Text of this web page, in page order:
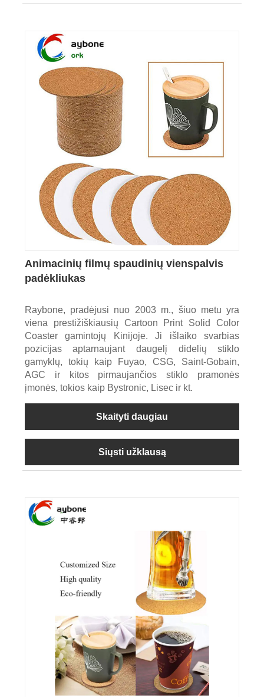
Animacinių filmų spaudinių vienspalvis
padėkliukas
Raybone, pradėjusi nuo 2003 m., šiuo metu yra
viena prestižiškiausių Cartoon Print Solid Color
Coaster gamintojų Kinijoje. Ji išlaiko svarbias
pozicijas aptarnaujant daugelį didelių stiklo
gamyklų, tokių kaip Fuyao, CSG, Saint-Gobain,
AGC ir kitos pirmaujančios stiklo pramonės
įmonės, tokios kaip Bystronic, Lisec ir kt.
Skaityti daugiau
Siųsti užklausą